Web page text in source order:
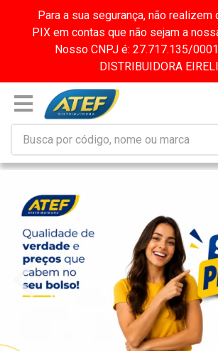
Para a sua segurança, não
PIX em contas que não sejam a
Nosso CNPJ é: 27.717.135/
DISTRIBUIDORA EIRELI